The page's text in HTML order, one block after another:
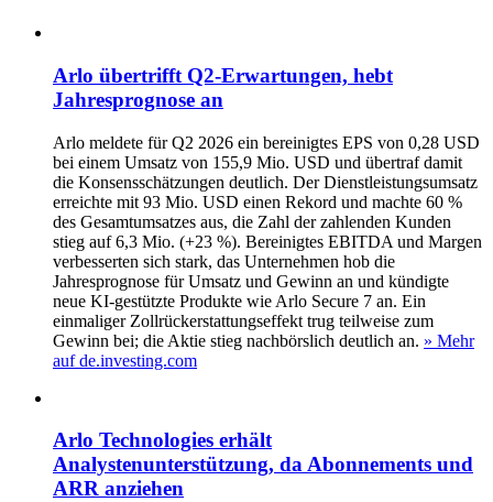
Arlo übertrifft Q2‑Erwartungen, hebt
Jahresprognose an
Arlo meldete für Q2 2026 ein bereinigtes EPS von 0,28 USD
bei einem Umsatz von 155,9 Mio. USD und übertraf damit
die Konsensschätzungen deutlich. Der Dienstleistungsumsatz
erreichte mit 93 Mio. USD einen Rekord und machte 60 %
des Gesamtumsatzes aus, die Zahl der zahlenden Kunden
stieg auf 6,3 Mio. (+23 %). Bereinigtes EBITDA und Margen
verbesserten sich stark, das Unternehmen hob die
Jahresprognose für Umsatz und Gewinn an und kündigte
neue KI‑gestützte Produkte wie Arlo Secure 7 an. Ein
einmaliger Zollrückerstattungseffekt trug teilweise zum
Gewinn bei; die Aktie stieg nachbörslich deutlich an. » Mehr
auf de.investing.com
Arlo Technologies erhält
Analystenunterstützung, da Abonnements und
ARR anziehen